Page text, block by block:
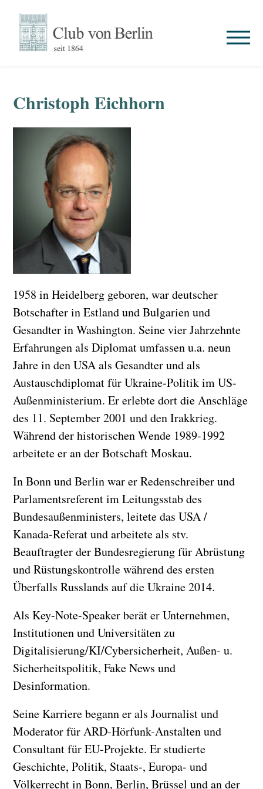
Christoph Eichhorn
1958 in Heidelberg geboren, war deutscher
Botschafter in Estland und Bulgarien und
Gesandter in Washington. Seine vier Jahrzehnte
Erfahrungen als Diplomat umfassen u.a. neun
Jahre in den USA als Gesandter und als
Austauschdiplomat für Ukraine-Politik im US-
Außenministerium. Er erlebte dort die Anschläge
des 11. September 2001 und den Irakkrieg.
Während der historischen Wende 1989-1992
arbeitete er an der Botschaft Moskau.
In Bonn und Berlin war er Redenschreiber und
Parlamentsreferent im Leitungsstab des
Bundesaußenministers, leitete das USA /
Kanada-Referat und arbeitete als stv.
Beauftragter der Bundesregierung für Abrüstung
und Rüstungskontrolle während des ersten
Überfalls Russlands auf die Ukraine 2014.
Als Key-Note-Speaker berät er Unternehmen,
Institutionen und Universitäten zu
Digitalisierung/KI/Cybersicherheit, Außen- u.
Sicherheitspolitik, Fake News und
Desinformation.
Seine Karriere begann er als Journalist und
Moderator für ARD-Hörfunk-Anstalten und
Consultant für EU-Projekte. Er studierte
Geschichte, Politik, Staats-, Europa- und
Völkerrecht in Bonn, Berlin, Brüssel und an der